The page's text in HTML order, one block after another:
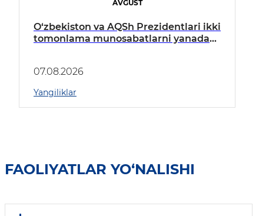
AVGUST
O‘zbekiston va AQSh Prezidentlari ikki
tomonlama munosabatlarni yanada
07.08.2026
Yangiliklar
FAOLIYATLAR YO‘NALISHI